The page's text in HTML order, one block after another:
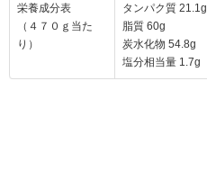
栄養成分表
（４７０ｇ当た
り）
タンパク質 21.1g
脂質 60g
炭水化物 54.8g
塩分相当量 1.7g